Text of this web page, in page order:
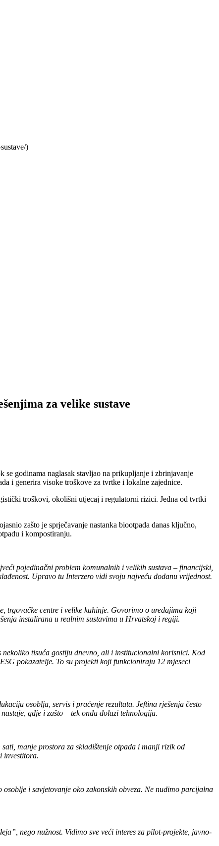
)
za velike sustave
godinama naglasak stavljao na prikupljanje i zbrinjavanje
i generira visoke troškove za tvrtke i lokalne zajednice.
troškovi, okolišni utjecaj i regulatorni rizici. Jedna od tvrtki
zašto je sprječavanje nastanka biootpada danas ključno,
i kompostiranju.
pojedinačni problem komunalnih i velikih sustava – financijski,
Upravo tu Interzero vidi svoju najveću dodanu vrijednost.
trgovačke centre i velike kuhinje. Govorimo o uređajima koji
instalirana u realnim sustavima u Hrvatskoj i regiji.
tisuća gostiju dnevno, ali i institucionalni korisnici. Kod
pokazatelje. To su projekti koji funkcioniraju 12 mjeseci
osoblja, servis i praćenje rezultata. Jeftina rješenja često
gdje i zašto – tek onda dolazi tehnologija.
manje prostora za skladištenje otpada i manji rizik od
investitora.
i savjetovanje oko zakonskih obveza. Ne nudimo parcijalna
nego nužnost. Vidimo sve veći interes za pilot-projekte, javno-